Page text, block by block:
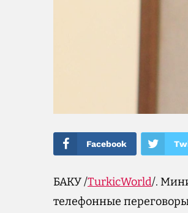
Facebook
БАКУ /TurkicWorld/.
телефонные